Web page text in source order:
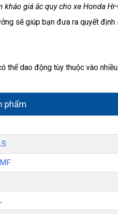
khảo giá ắc quy cho xe Honda
sẽ giúp bạn đưa ra quyết
thể dao động tùy thuộc vào
phẩm